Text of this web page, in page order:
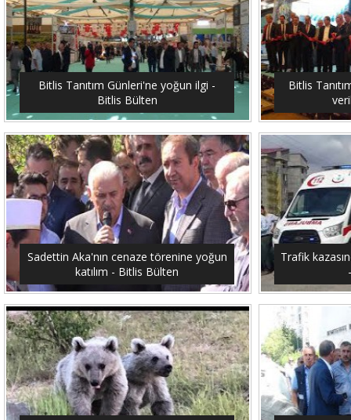
Bitlis Tanıtım Günleri'ne yoğun ilgi -
Bitlis Bülten
Bitlis
Sadettin Aka'nın cenaze törenine yoğun
katılım - Bitlis Bülten
Trafik